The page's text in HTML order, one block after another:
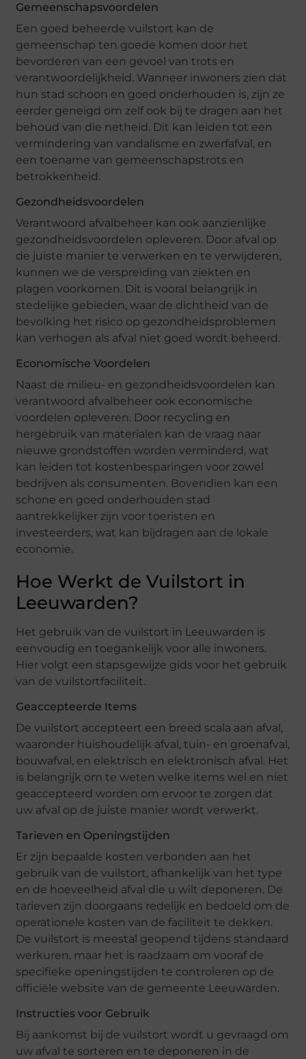
Gemeenschapsvoordelen
Een goed beheerde vuilstort kan de
gemeenschap ten goede komen door het
bevorderen van een gevoel van trots en
verantwoordelijkheid. Wanneer inwoners zien dat
hun stad schoon en goed onderhouden is, zijn ze
eerder geneigd om zelf ook bij te dragen aan het
behoud van die netheid. Dit kan leiden tot een
vermindering van vandalisme en zwerfafval, en
een toename van gemeenschapstrots en
betrokkenheid.
Gezondheidsvoordelen
Verantwoord afvalbeheer kan ook aanzienlijke
gezondheidsvoordelen opleveren. Door afval op
de juiste manier te verwerken en te verwijderen,
kunnen we de verspreiding van ziekten en
plagen voorkomen. Dit is vooral belangrijk in
stedelijke gebieden, waar de dichtheid van de
bevolking het risico op gezondheidsproblemen
kan verhogen als afval niet goed wordt beheerd.
Economische Voordelen
Naast de milieu- en gezondheidsvoordelen kan
verantwoord afvalbeheer ook economische
voordelen opleveren. Door recycling en
hergebruik van materialen kan de vraag naar
nieuwe grondstoffen worden verminderd, wat
kan leiden tot kostenbesparingen voor zowel
bedrijven als consumenten. Bovendien kan een
schone en goed onderhouden stad
aantrekkelijker zijn voor toeristen en
investeerders, wat kan bijdragen aan de lokale
economie.
Hoe Werkt de Vuilstort in
Leeuwarden?
Het gebruik van de vuilstort in Leeuwarden is
eenvoudig en toegankelijk voor alle inwoners.
Hier volgt een stapsgewijze gids voor het gebruik
van de vuilstortfaciliteit.
Geaccepteerde Items
De vuilstort accepteert een breed scala aan afval,
waaronder huishoudelijk afval, tuin- en groenafval,
bouwafval, en elektrisch en elektronisch afval. Het
is belangrijk om te weten welke items wel en niet
geaccepteerd worden om ervoor te zorgen dat
uw afval op de juiste manier wordt verwerkt.
Tarieven en Openingstijden
Er zijn bepaalde kosten verbonden aan het
gebruik van de vuilstort, afhankelijk van het type
en de hoeveelheid afval die u wilt deponeren. De
tarieven zijn doorgaans redelijk en bedoeld om de
operationele kosten van de faciliteit te dekken.
De vuilstort is meestal geopend tijdens standaard
werkuren, maar het is raadzaam om vooraf de
specifieke openingstijden te controleren op de
officiële website van de gemeente Leeuwarden.
Instructies voor Gebruik
Bij aankomst bij de vuilstort wordt u gevraagd om
uw afval te sorteren en te deponeren in de